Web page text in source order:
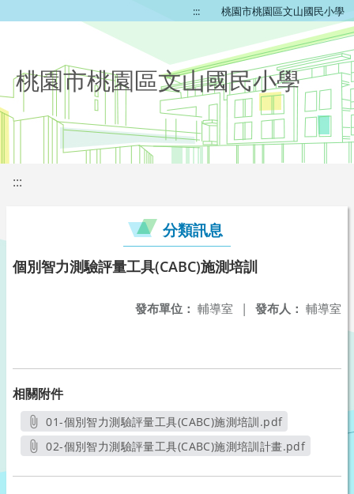
::: 桃園市桃園區文山國民小學
桃園市桃園區文山國民小學
:::
分類訊息
個別智力測驗評量工具(CABC)施測培訓
發布人： 輔導室
發布單位： 輔導室 |
相關附件
01-個別智力測驗評量工具(CABC)施測培訓.pdf
另開新視窗
02-個別智力測驗評量工具(CABC)施測培訓計畫.pdf